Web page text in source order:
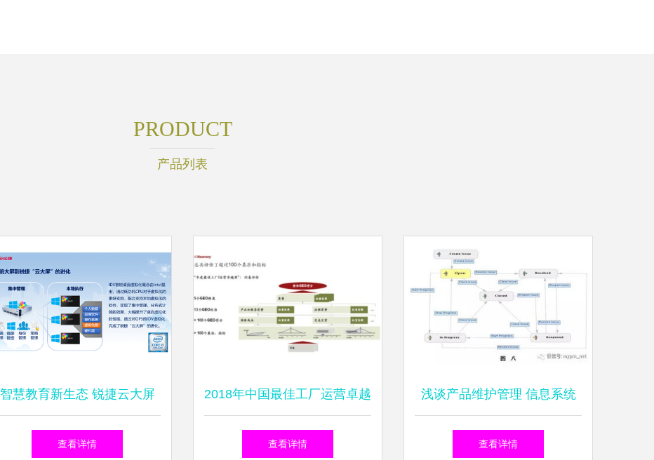
PRODUCT
产品列表
智慧教育新生态 锐捷云大屏
与智慧黑板赋能教学全流程
查看详情
2018年中国最佳工厂运营卓越
奖正式揭晓，信息系统运行维
查看详情
浅谈产品维护管理 信息系统
运行维护服务的核心要义
查看详情